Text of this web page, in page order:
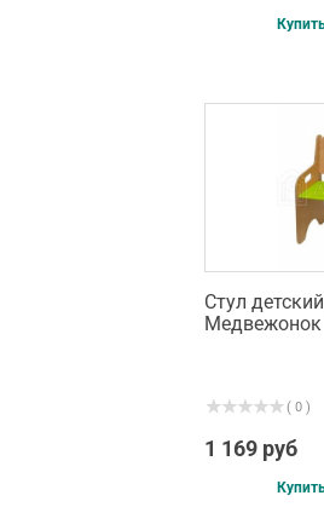
Стул
Медвежонок
( 0 )
1 169 руб